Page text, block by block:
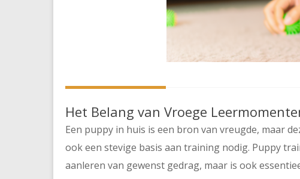
Het Belang van Vroege
Een puppy in huis is een bron van vreugde, maar
ook een stevige basis aan training nodig. Puppy
aanleren van gewenst gedrag, maar is ook